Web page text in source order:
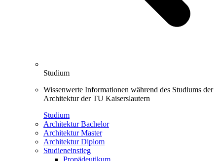
Studium
Wissenwerte Informationen während des Studiums der
Architektur der TU Kaiserslautern
Studium
Architektur Bachelor
Architektur Master
Architektur Diplom
Studieneinstieg